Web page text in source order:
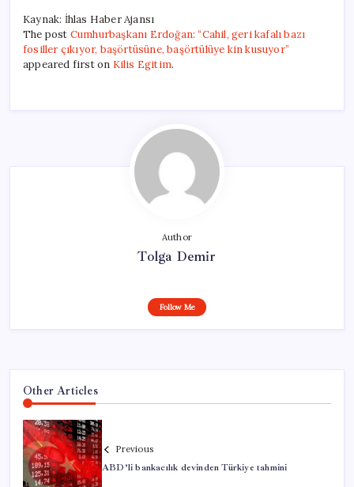
Kaynak: İhlas Haber Ajansı
The post Cumhurbaşkanı Erdoğan: “Cahil, geri kafalı bazı
fosiller çıkıyor, başörtüsüne, başörtülüye kin kusuyor”
appeared first on Kilis Egitim.
Author
Tolga Demir
Follow Me
Other Articles
Previous
ABD’li bankacılık devinden Türkiye tahmini